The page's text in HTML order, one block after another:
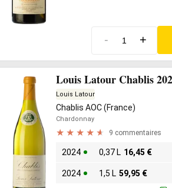
- +
Louis Latour Chablis
Louis Latour
Chablis AOC (France)
Chardonnay
9 commentaires
2024 0,37 L 16,45 €
2024 1,5 L 59,95 €